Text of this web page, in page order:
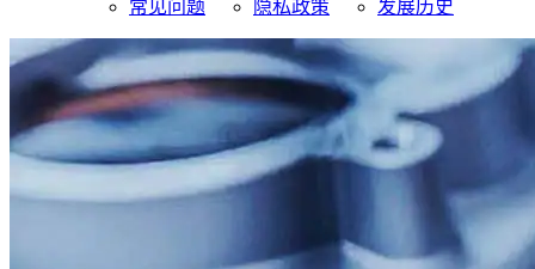
常见问题
隐私政策 发展历史